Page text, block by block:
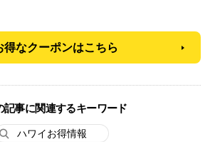
得なクーポンはこちら
記事に関連するキーワード
ハワイお得情報